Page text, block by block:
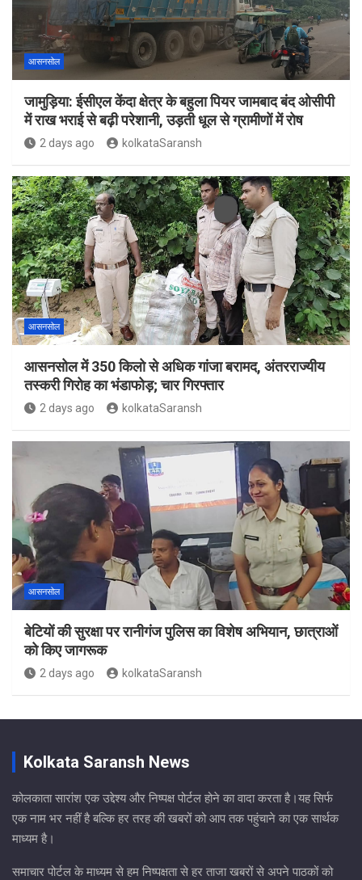
आसनसोल
जामुड़िया: ईसीएल केंदा क्षेत्र के बहुला पियर जामबाद बंद ओसीपी
में राख भराई से बढ़ी परेशानी, उड़ती धूल से ग्रामीणों में रोष
2 days ago kolkataSaransh
आसनसोल
आसनसोल में 350 किलो से अधिक गांजा बरामद, अंतरराज्यीय
तस्करी गिरोह का भंडाफोड़; चार गिरफ्तार
2 days ago kolkataSaransh
आसनसोल
बेटियों की सुरक्षा पर रानीगंज पुलिस का विशेष अभियान, छात्राओं
को किए जागरूक
2 days ago kolkataSaransh
Kolkata Saransh News
कोलकाता सारांश एक उद्देश्य और निष्पक्ष पोर्टल होने का वादा करता है।यह सिर्फ
एक नाम भर नहीं है बल्कि हर तरह की खबरों को आप तक पहुंचाने का एक सार्थक
माध्यम है।
समाचार पोर्टल के माध्यम से हम निष्पक्षता से हर ताजा खबरों से अपने पाठकों को